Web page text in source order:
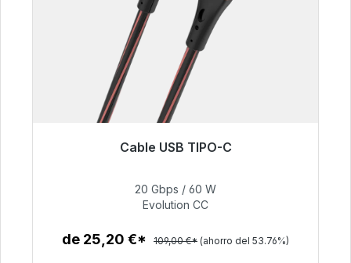
Cable USB TIPO-C
Listo para envío inmediato, plazo de entrega
50,40 €
20 Gbps / 60 W
Evolution CC
de 25,20 €* 109,00 €* (ahorro del 53.76%)